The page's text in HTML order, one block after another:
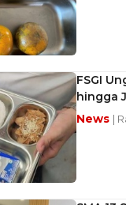
FSGI
hingga
News |